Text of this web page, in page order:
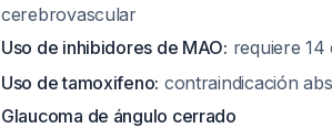
cerebrovascular
Uso de inhibidores de MAO: requiere 14
Uso de tamoxifeno: contraindicación
Glaucoma de ángulo cerrado